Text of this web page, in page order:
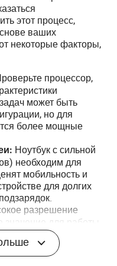
этот процесс,
ваших
некоторые факторы,
процессор,
может быть
но для
более мощные
Ноутбук с сильной
необходим для
мобильность и
для долгих
разрешение
для работы,
Убедитесь,
длительного